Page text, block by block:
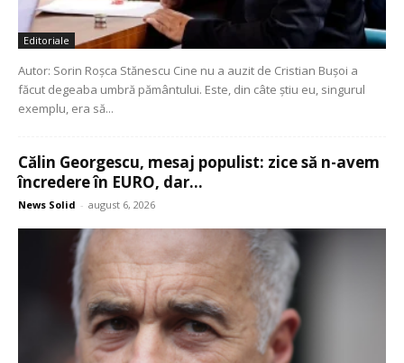
Editoriale
Autor: Sorin Roșca Stănescu Cine nu a auzit de Cristian Bușoi a
făcut degeaba umbră pământului. Este, din câte știu eu, singurul
exemplu, era să...
Călin Georgescu, mesaj populist: zice să n-avem
încredere în EURO, dar...
News Solid - august 6, 2026